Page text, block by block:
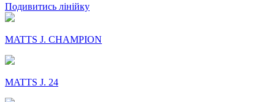
Подивитись лінійку
MATTS J. CHAMPION
MATTS J. 24